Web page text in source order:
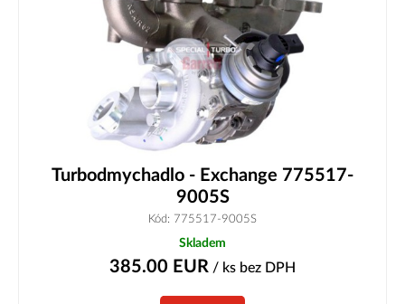
Turbodmychadlo - Exchange 775517-
9005S
Kód: 775517-9005S
Skladem
385.00 EUR / ks bez DPH